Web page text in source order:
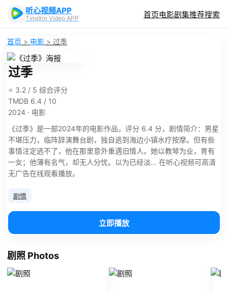
听心视频APP
TingXin Video APP 首页电影剧集推荐搜索
首页 > 电影 > 过季
过季
⭐ 3.2 / 5 综合评分
TMDB 6.4 / 10
2024 · 电影
《过季》是一部2024年的电影作品，评分 6.4 分，剧情简介：男星
不堪压力，临阵辞演舞台剧，独自逃到海边小镇水疗按摩。但有些
事情注定逃不了，他在那里意外重遇旧情人。她以教琴为业，育有
一女；他薄有名气，却无人分忧。以为已经淡… 在听心视频可高清
无广告在线观看播放。
剧情
立即播放
剧照 Photos